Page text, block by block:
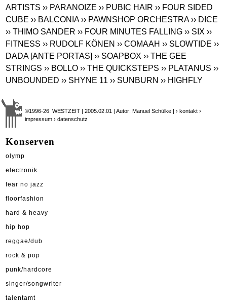
ARTISTS ›› PARANOIZE ›› PUBIC HAIR ›› FOUR SIDED
CUBE ›› BALCONIA ›› PAWNSHOP ORCHESTRA ›› DICE
›› THIMO SANDER ›› FOUR MINUTES FALLING ›› SIX ››
FITNESS ›› RUDOLF KÖNEN ›› COMAAH ›› SLOWTIDE››
DADA [ANTE PORTAS] ›› SOAPBOX ›› THE GEE
STRINGS ›› BOLLO ›› THE QUICKSTEPS ›› PLATANUS ››
UNBOUNDED ›› SHYNE 11 ›› SUNBURN ›› HIGHFLY
©1996-26 WESTZEIT | 2005.02.01 | Autor: Manuel Schülke |› kontakt ›
impressum › datenschutz
Konserven
olymp
electronik
fear no jazz
floorfashion
hard & heavy
hip hop
reggae/dub
rock & pop
punk/hardcore
singer/songwriter
talentamt